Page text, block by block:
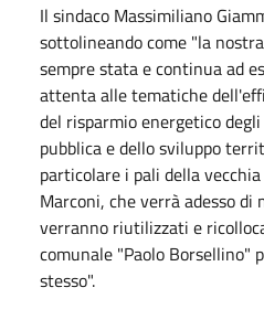
Il sindaco Massimiliano
sottolineando come "la
sempre stata e continua ad
attenta alle tematiche
del risparmio energetico
pubblica e dello sviluppo
particolare i pali della
Marconi, che verrà adesso di
verranno riutilizzati e
comunale "Paolo Borsellino"
stesso".